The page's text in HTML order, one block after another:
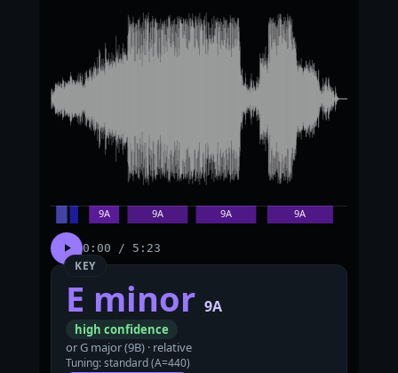
0:00 / 5:23
KEY
E minor 9A
high confidence
or G major (9B) · relative
Tuning: standard (A=440)